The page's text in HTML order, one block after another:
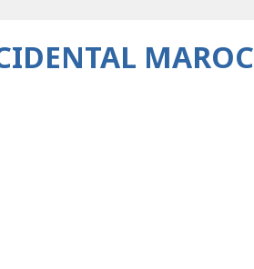
MAROC